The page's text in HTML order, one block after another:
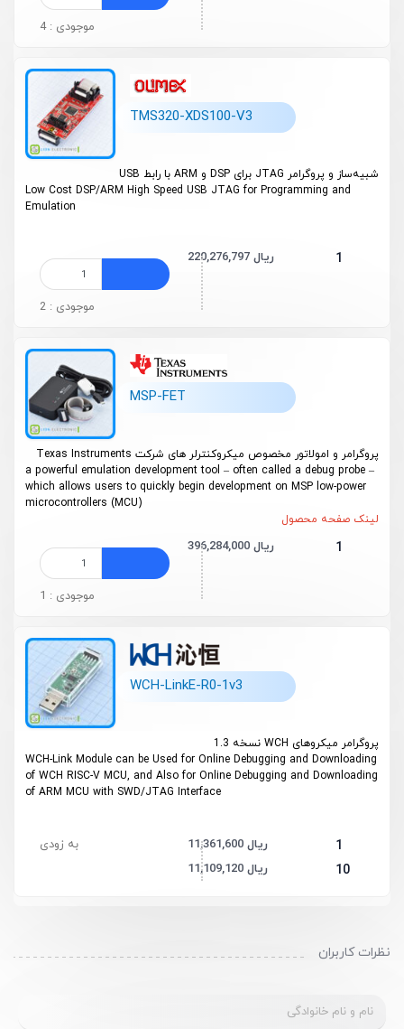
موجودی : 4
TMS320-XDS100-V3
شبیه‌ساز و پروگرامر JTAG برای DSP و ARM با رابط USB
Low Cost DSP/ARM High Speed USB JTAG for Programming and
Emulation
1 220,276,797 ریال
موجودی : 2
MSP-FET
پروگرامر و امولاتور مخصوص میکروکنترلر های شرکت Texas Instruments
a powerful emulation development tool – often called a debug probe –
which allows users to quickly begin development on MSP low-power
microcontrollers (MCU)
لینک صفحه محصول
1 396,284,000 ریال
موجودی : 1
WCH-LinkE-R0-1v3
پروگرامر میکروهای WCH نسخه 1.3
WCH-Link Module can be Used for Online Debugging and Downloading
of WCH RISC-V MCU, and Also for Online Debugging and Downloading
of ARM MCU with SWD/JTAG Interface
1 11,361,600 ریال
10 11,109,120 ریال
به زودی
نظرات کاربران